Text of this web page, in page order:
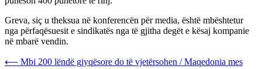
Greva, siç u theksua në konferencën për media, është mbështetur
nga përfaqësuesit e sindikatës nga të gjitha degët e kësaj kompanie
në mbarë vendin.
Post
⟵ Mbi 200 lëndë gjyqësore do të vjetërsohen / Maqedonia mes